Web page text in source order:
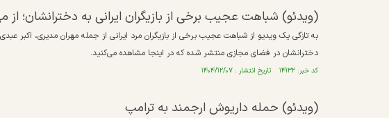
(ویدئو) شباهت عجیب برخی از بازیگران ایرانی به دخترانشان؛ از
به تازگی یک ویدیو از شباهت عجیب برخی از بازیگران مرد ایرانی از جمله مهران مدیری، اکبر
دخترانشان در فضای مجازی منتشر شده که در اینجا مشاهده می‌کنید.
کد خبر: ۱۴۱۳۲ تاریخ انتشار : ۱۴۰۴/۱۲/۰۷
(ویدئو) حمله داریوش ارجمند به ترامپ